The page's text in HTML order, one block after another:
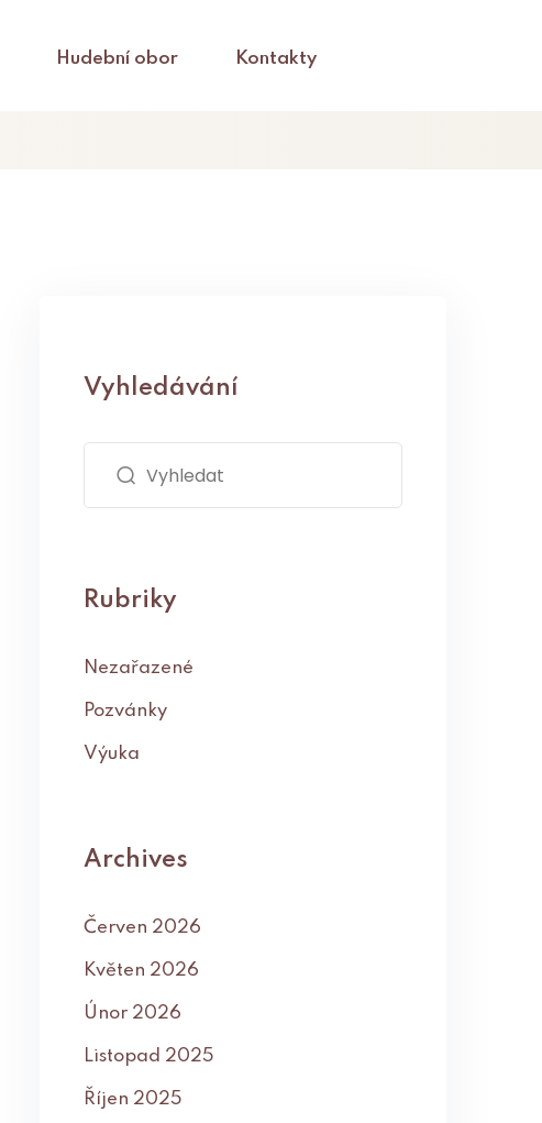
Hudební obor Kontakty
Vyhledávání
Rubriky
Nezařazené
Pozvánky
Výuka
Archives
Červen 2026
Květen 2026
Únor 2026
Listopad 2025
Říjen 2025